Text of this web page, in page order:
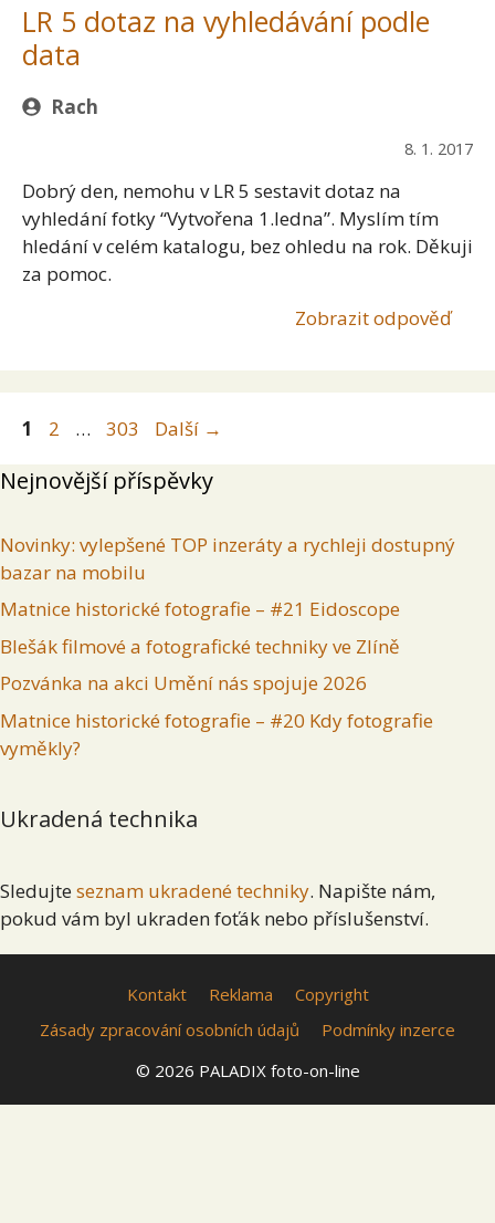
LR 5 dotaz na vyhledávání podle
data
Rach
8. 1. 2017
Dobrý den, nemohu v LR 5 sestavit dotaz na
vyhledání fotky “Vytvořena 1.ledna”. Myslím tím
hledání v celém katalogu, bez ohledu na rok. Děkuji
za pomoc.
Zobrazit odpověď
Stránka
1 Stránka
2 … Stránka
303 Další →
Nejnovější příspěvky
Novinky: vylepšené TOP inzeráty a rychleji dostupný
bazar na mobilu
Matnice historické fotografie – #21 Eidoscope
Blešák filmové a fotografické techniky ve Zlíně
Pozvánka na akci Umění nás spojuje 2026
Matnice historické fotografie – #20 Kdy fotografie
vyměkly?
Ukradená technika
Sledujte seznam ukradené techniky. Napište nám,
pokud vám byl ukraden foťák nebo příslušenství.
Kontakt Reklama
Copyright
Zásady zpracování osobních údajů
Podmínky inzerce
© 2026 PALADIX foto-on-line